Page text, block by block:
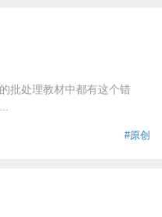
批处理教材中都有这个错
#原创